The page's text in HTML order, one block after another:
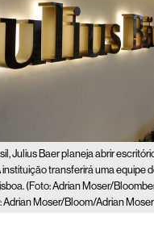
Julius Baer planeja abrir
instituição transferirá uma equipe
(Foto: Adrian Moser/
Adrian Moser/Bloom/Adrian